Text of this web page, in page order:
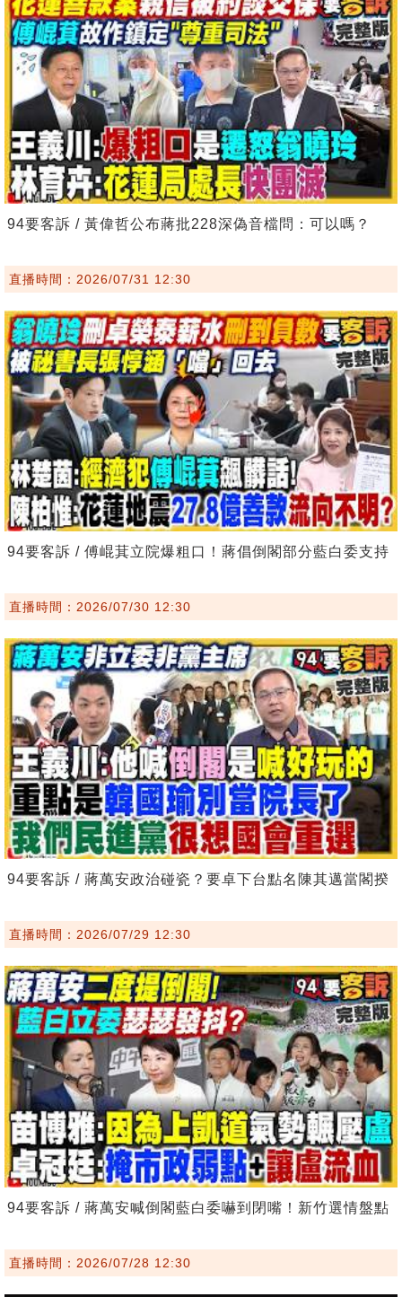
94要客訴 / 黃偉哲公布蔣批228深偽音檔問：可以嗎？
直播時間：2026/07/31 12:30
94要客訴 / 傅崐萁立院爆粗口！蔣倡倒閣部分藍白委支持
直播時間：2026/07/30 12:30
94要客訴 / 蔣萬安政治碰瓷？要卓下台點名陳其邁當閣揆
直播時間：2026/07/29 12:30
94要客訴 / 蔣萬安喊倒閣藍白委嚇到閉嘴！新竹選情盤點
直播時間：2026/07/28 12:30